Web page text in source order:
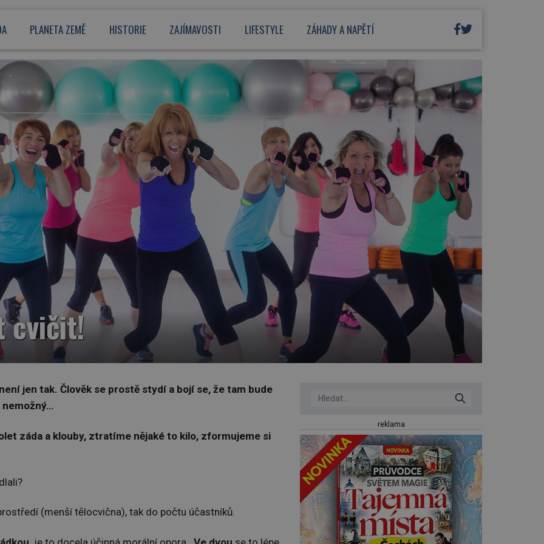
PLANETA ZEMĚ HISTORIE ZAJÍMAVOSTI LIFESTYLE ZÁHADY A NAPĚTÍ
cvičit!
jen tak. Člověk se prostě stydí a bojí se, že tam bude
záda a klouby, ztratíme nějaké to kilo, zformujeme si
(menší tělocvična), tak do počtu účastníků.
reklama